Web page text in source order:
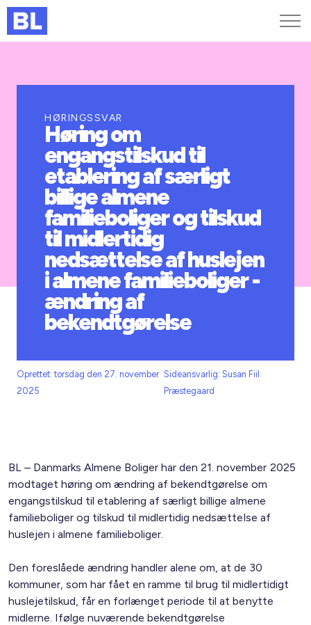
Kurser og arrangementer
Jobportalen
HØRINGSSVAR
Høring om
engangstilskud til
etablering af særligt
billige almene
familieboliger og tilskud
til midlertidig
nedsættelse af huslejen
i almene familieboliger -
ændring af
bekendtgørelse
Oprettet: torsdag den 27. november
2025
Sideansvarlig: Susan Fiil
Præstegaard
BL – Danmarks Almene Boliger har den 21. november 2025
modtaget høring om ændring af bekendtgørelse om
engangstilskud til etablering af særligt billige almene
familieboliger og tilskud til midlertidig nedsættelse af
huslejen i almene familieboliger.
Den foreslåede ændring handler alene om, at de 30
kommuner, som har fået en ramme til brug til midlertidigt
huslejetilskud, får en forlænget periode til at benytte
midlerne. Ifølge nuværende bekendtgørelse